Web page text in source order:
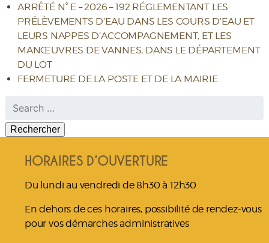
ARRÊTÉ N° E – 2026 – 192 RÉGLEMENTANT LES
PRÉLÈVEMENTS D’EAU DANS LES COURS D’EAU ET
LEURS NAPPES D’ACCOMPAGNEMENT, ET LES
MANŒUVRES DE VANNES, DANS LE DÉPARTEMENT
DU LOT
FERMETURE DE LA POSTE ET DE LA MAIRIE
Rechercher :
HORAIRES D’OUVERTURE
Du lundi au vendredi de 8h30 à 12h30
En dehors de ces horaires, possibilité de rendez-vous
pour vos démarches administratives